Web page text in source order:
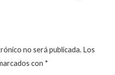
no será publicada. Los
con *